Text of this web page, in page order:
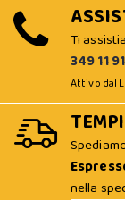
Ti
349 11
Attivo dal
nella